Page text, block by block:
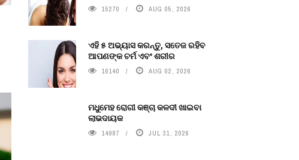
15270 AUG 05, 2026
ଏହି ୫ ଅଭ୍ୟାସ କରନ୍ତୁ, ସତେଜ ରହିବ
ଆପଣଙ୍କ ଚର୍ମ ଏବଂ ଶରୀର
16140 AUG 02, 2026
ମଧୁମେହ ରୋଗୀ କଞ୍ଚା କଳଦୀ ଖାଇବା
ଲାଭଦାୟକ
14987 JUL 31, 2026